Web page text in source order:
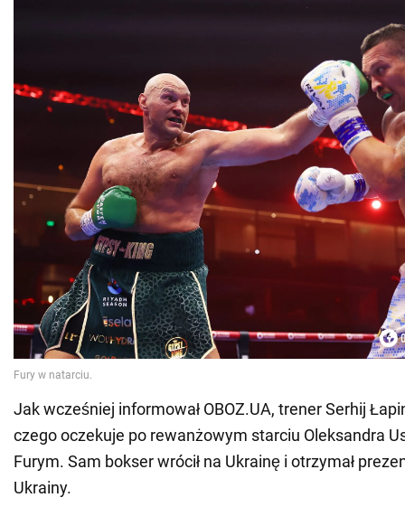
Jak wcześniej informował OBOZ.UA, trener Serhij
czego oczekuje po rewanżowym starciu Oleksandra
Furym. Sam bokser wrócił na Ukrainę i otrzymał
Ukrainy.